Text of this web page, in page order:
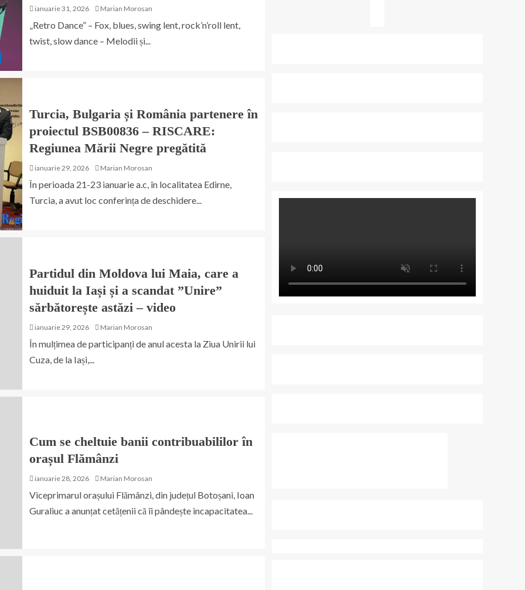
ianuarie 31, 2026 Marian Morosan
„Retro Dance” – Fox, blues, swing lent, rock’n’roll lent,
twist, slow dance – Melodii și...
Turcia, Bulgaria și România partenere în
proiectul BSB00836 – RISCARE:
Regiunea Mării Negre pregătită
ianuarie 29, 2026 Marian Morosan
În perioada 21-23 ianuarie a.c, în localitatea Edirne,
Turcia, a avut loc conferința de deschidere...
Partidul din Moldova lui Maia, care a
huiduit la Iași și a scandat ”Unire”
sărbătorește astăzi – video
ianuarie 29, 2026 Marian Morosan
În mulțimea de participanți de anul acesta la Ziua Unirii lui
Cuza, de la Iași,...
Cum se cheltuie banii contribuabililor în
orașul Flămânzi
ianuarie 28, 2026 Marian Morosan
Viceprimarul orașului Flămânzi, din județul Botoșani, Ioan
Guraliuc a anunțat cetățenii că îi pândește incapacitatea...